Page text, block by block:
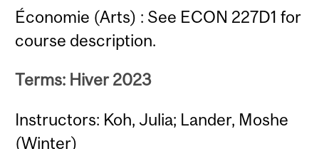
Économie (Arts) : See ECON 227D1 for
course description.
Terms: Hiver 2023
Instructors: Koh, Julia; Lander, Moshe
(Winter)